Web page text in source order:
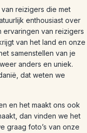
reizigers die met
enthousiast over
ervaringen van reizigers
van het land en onze
samenstellen van je
anders en uniek.
dat weten we
en het maakt ons ook
dan vinden we het
graag foto’s van onze